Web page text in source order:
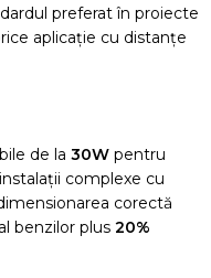
preferat în proiecte
aplicație cu distanțe
de la 30W pentru
complexe cu
corectă
benzilor plus 20%